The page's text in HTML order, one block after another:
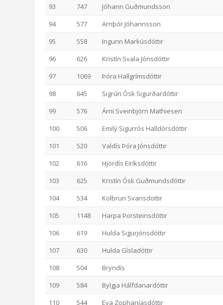
93 747
Jóhann Guðmundsson
94
577
Arnþór Jóhannsson
95
558
Ingunn Markúsdóttir
96
626
Kristín Svala Jónsdóttir
97
1069
Þóra Hallgrímsdóttir
98
645
Sigrún Ósk Sigurðardóttir
99
576
Árni Sveinbjörn Mathiesen
100
506
Emilý Sigurrós Halldórsdóttir
101
520
Valdís Þóra Jónsdóttir
102
616
Hjördís Eiríksdóttir
103
625
Kristín Ósk Guðmundsdóttir
104
534
Kolbrun Svansdottir
105
1148
Harpa Þorsteinsdóttir
106
619
Hulda Sigurjónsdóttir
107
630
Hulda Gísladóttir
108
504
Bryndís
109
584
Bylgja Hálfdanardóttir
110
544
Eva Zophaníasdóttir